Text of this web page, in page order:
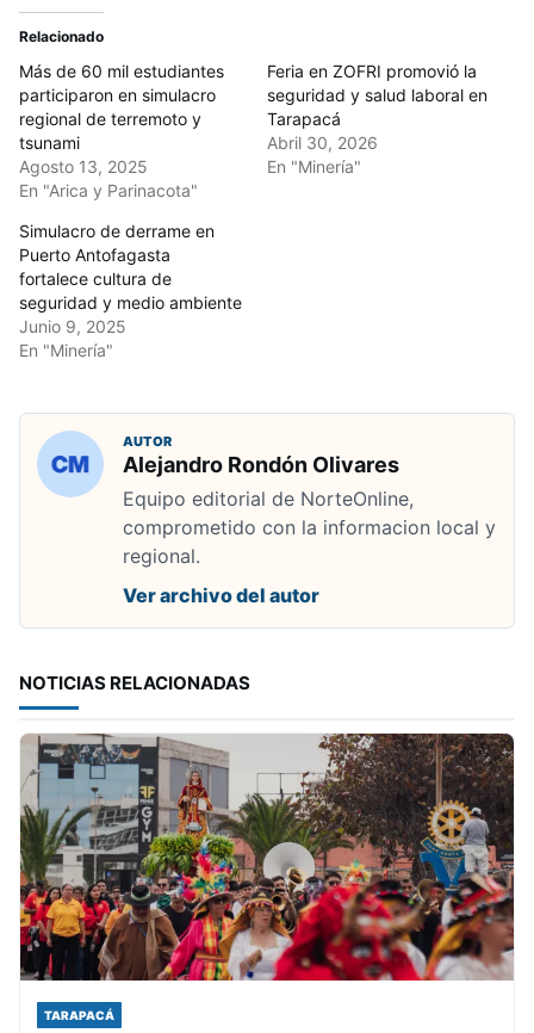
Relacionado
Más de 60 mil estudiantes
participaron en simulacro
regional de terremoto y
tsunami
Agosto 13, 2025
En "Arica y Parinacota"
Feria en ZOFRI promovió la
seguridad y salud laboral en
Tarapacá
Abril 30, 2026
En "Minería"
Simulacro de derrame en
Puerto Antofagasta
fortalece cultura de
seguridad y medio ambiente
Junio 9, 2025
En "Minería"
AUTOR
Alejandro Rondón Olivares
Equipo editorial de NorteOnline,
comprometido con la informacion local y
regional.
Ver archivo del autor
NOTICIAS RELACIONADAS
TARAPACÁ